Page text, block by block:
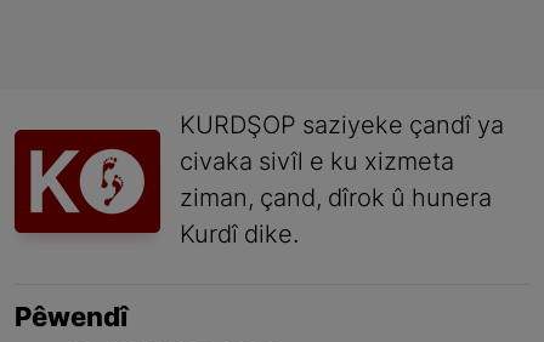
KURDŞOP saziyeke çandî ya
civaka sivîl e ku xizmeta
ziman, çand, dîrok û hunera
Kurdî dike.
Pêwendî